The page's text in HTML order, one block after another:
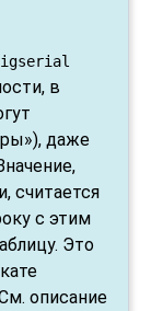
в
даже
считается
с этим
Это
описание